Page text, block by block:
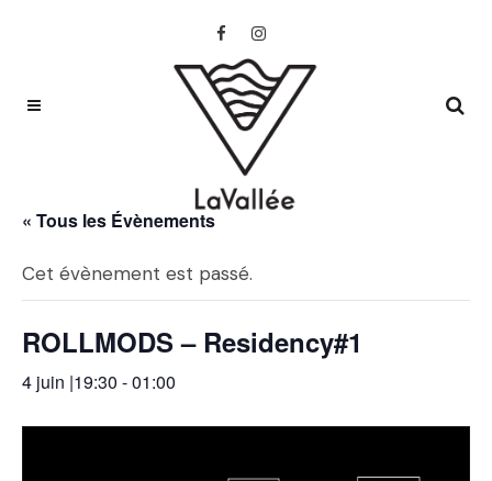
« Tous les Évènements
Cet évènement est passé.
ROLLMODS – Residency#1
4 juin |19:30 -01:00